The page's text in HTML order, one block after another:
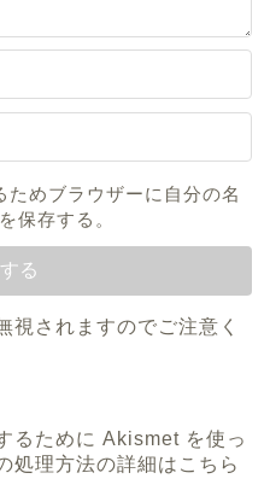
めブラウザーに自分の名
保存する。
視されますのでご注意く
るために Akismet を使っ
処理方法の詳細はこちら